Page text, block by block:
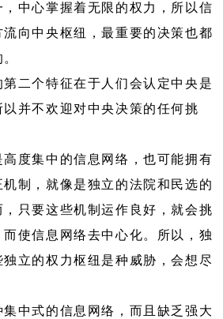
中心掌握着无限的权力，所以信
流向中央枢纽，最重要的决策也都
二个特征在于人们会认定中央是
并不欢迎对中央决策的任何挑
度集中的信息网络，也可能拥有
制，就像是独立的法院和民选的
，只要这些机制运作良好，就会挑
使信息网络去中心化。所以，独
立的权力枢纽是种威胁，会想尽
中式的信息网络，而且缺乏强大